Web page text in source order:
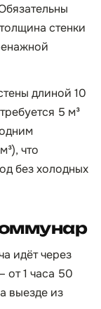
стенки
длиной 10
5 м³
что
без холодных
идёт через
от 1 часа 50
выезде из